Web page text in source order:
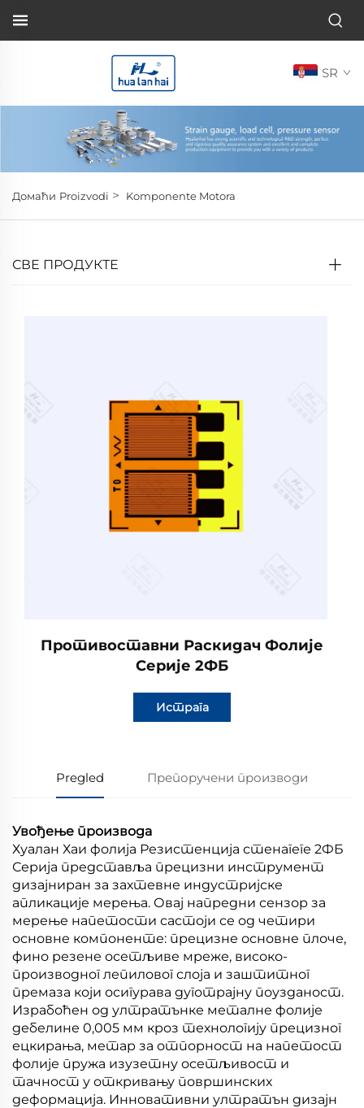
SR
Домаћи Proizvodi > Komponente Motora
СВЕ ПРОДУКТЕ
Противоставни Раскидач Фолије
Серије 2ФБ
Истрага
Pregled Препоручени производи
Увођење производа
Хуалан Хаи фолија Резистенција стенагеге 2ФБ
Серија представља прецизни инструмент
дизајниран за захтевне индустријске
апликације мерења. Овај напредни сензор за
мерење напетости састоји се од четири
основне компоненте: прецизне основне плоче,
фино резене осетљиве мреже, високо-
производног лепиловог слоја и заштитног
премаза који осигурава дуготрајну поузданост.
Израбоћен од ултратънке металне фолије
дебелине 0,005 мм кроз технологију прецизног
ецкирања, метар за отпорност на напетост
фолије пружа изузетну осетљивост и
тачност у откривању површинских
деформација. Инновативни ултратън дизајн